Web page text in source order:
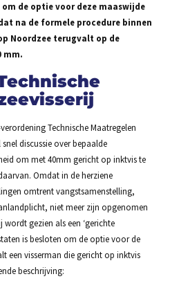
de optie voor deze maaswijde
na de formele procedure binnen
Noordzee terugvalt op de
mm.
Technische Maatregelen
discussie over bepaalde
om met 40mm gericht op inktvis te
Omdat in de herziene
omtrent vangstsamenstelling,
niet meer zijn opgenomen
wordt gezien als een ‘gerichte
is besloten om de optie voor de
een visserman die gericht op inktvis
beschrijving: